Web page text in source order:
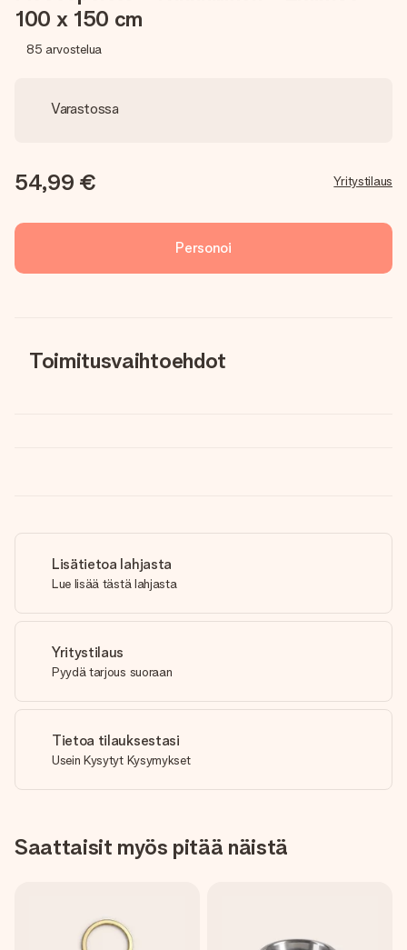
100 x 150 cm
85 arvostelua
Varastossa
54,99 € Yritystilaus
Personoi
Toimitusvaihtoehdot
Lisätietoa lahjasta
Lue lisää tästä lahjasta
Yritystilaus
Pyydä tarjous suoraan
Tietoa tilauksestasi
Usein Kysytyt Kysymykset
Saattaisit myös pitää näistä